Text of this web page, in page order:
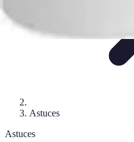
Astuces
Astuces